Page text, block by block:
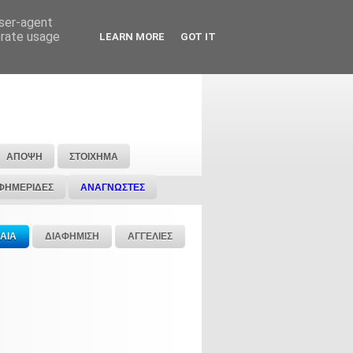
ΑΠΟΨΗ ΣΤΟΙΧΗΜΑ
ΑΝΑΓΝΩΣΤΕΣ
ΔΙΑΦΗΜΙΣΗ ΑΓΓΕΛΙΕΣ
agent
usage
LEARN MORE GOT IT